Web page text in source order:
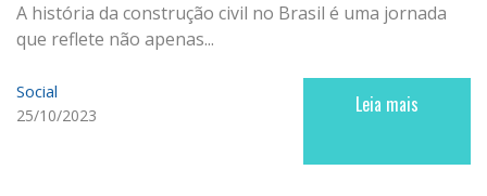
A história da construção civil no Brasil é uma jornada
que reflete não apenas...
Social
25/10/2023 Leia mais